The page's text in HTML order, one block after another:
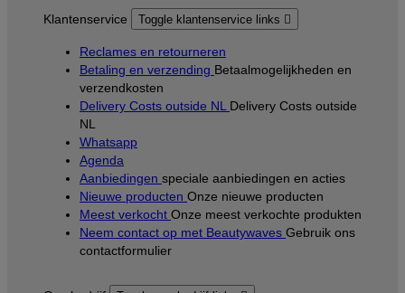
Klantenservice Toggle klantenservice links 
Reclames en retourneren
Betaling en verzending Betaalmogelijkheden en
verzendkosten
Delivery Costs outside NL Delivery Costs outside
NL
Whatsapp
Agenda
Aanbiedingen speciale aanbiedingen en acties
Nieuwe producten Onze nieuwe producten
Meest verkocht Onze meest verkochte produkten
Neem contact op met Beautywaves Gebruik ons
contactformulier